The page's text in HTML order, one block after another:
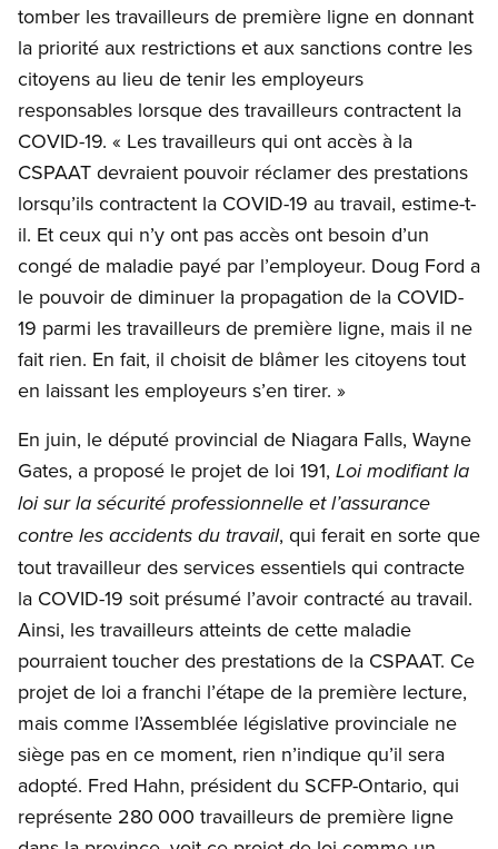
tomber les travailleurs de première ligne en donnant
la priorité aux restrictions et aux sanctions contre les
citoyens au lieu de tenir les employeurs
responsables lorsque des travailleurs contractent la
COVID-19. « Les travailleurs qui ont accès à la
CSPAAT devraient pouvoir réclamer des prestations
lorsqu’ils contractent la COVID-19 au travail, estime-t-
il. Et ceux qui n’y ont pas accès ont besoin d’un
congé de maladie payé par l’employeur. Doug Ford a
le pouvoir de diminuer la propagation de la COVID-
19 parmi les travailleurs de première ligne, mais il ne
fait rien. En fait, il choisit de blâmer les citoyens tout
en laissant les employeurs s’en tirer. »
En juin, le député provincial de Niagara Falls, Wayne
Gates, a proposé le projet de loi 191, Loi modifiant la
loi sur la sécurité professionnelle et l’assurance
contre les accidents du travail, qui ferait en sorte que
tout travailleur des services essentiels qui contracte
la COVID-19 soit présumé l’avoir contracté au travail.
Ainsi, les travailleurs atteints de cette maladie
pourraient toucher des prestations de la CSPAAT. Ce
projet de loi a franchi l’étape de la première lecture,
mais comme l’Assemblée législative provinciale ne
siège pas en ce moment, rien n’indique qu’il sera
adopté. Fred Hahn, président du SCFP-Ontario, qui
représente 280 000 travailleurs de première ligne